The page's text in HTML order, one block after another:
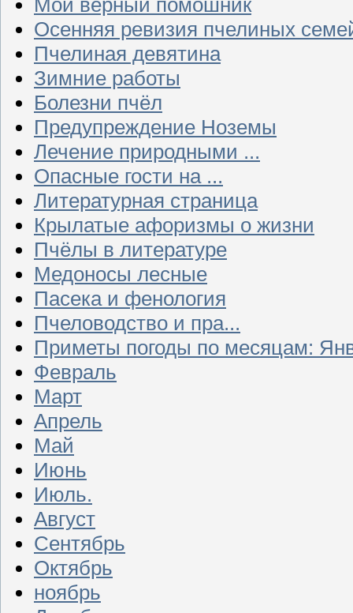
Осенняя ревизия пчелиных
Пчелиная девятина
Зимние работы
Болезни пчёл
Предупреждение Ноземы
Лечение природными ...
Опасные гости на ...
Литературная страница
Крылатые афоризмы о жизни
Пчёлы в литературе
Медоносы лесные
Пасека и фенология
Пчеловодство и пра...
Приметы погоды по месяцам:
Февраль
Март
Апрель
Май
Июнь
Июль.
Август
Сентябрь
Октябрь
ноябрь